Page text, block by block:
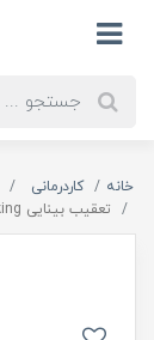
خانه کاردرمانی
تعقیب بینایی Light Tracking